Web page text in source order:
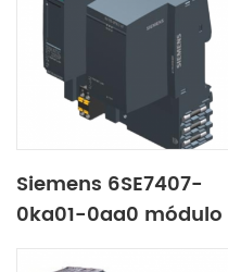
Siemens 6SE7407-
0ka01-0aa0 módulo